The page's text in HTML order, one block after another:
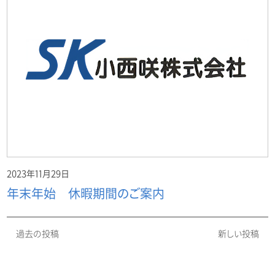
2023年11月29日
年末年始 休暇期間のご案内
過去の投稿 新しい投稿